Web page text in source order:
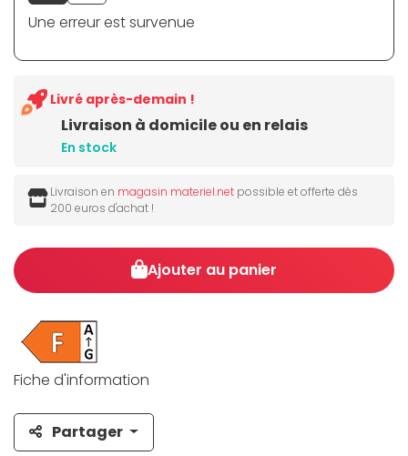
Une erreur est survenue
Livraison à domicile ou en relais
En stock
Livré après-demain !
Livraison en magasin materiel.net possible et offerte dès
200 euros d'achat !
Ajouter au panier
Fiche d'information
Partager